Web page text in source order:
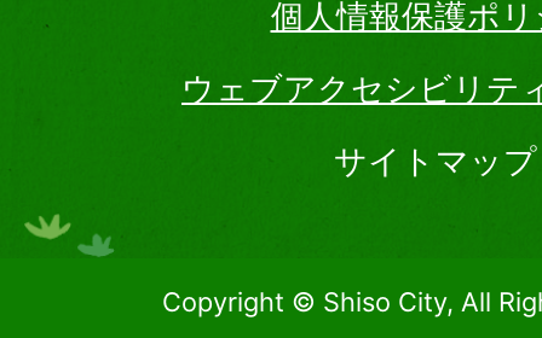
個人情報保護ポ
ウェブアクセシビリテ
サイトマップ
Copyright © Shiso City, All